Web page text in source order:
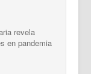
revela
en pandemia